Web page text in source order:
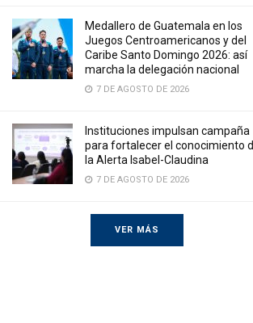
Medallero de Guatemala en los
Juegos Centroamericanos y del
Caribe Santo Domingo 2026: así
marcha la delegación nacional
7 DE AGOSTO DE 2026
Instituciones impulsan campaña
para fortalecer el conocimiento
la Alerta Isabel-Claudina
7 DE AGOSTO DE 2026
VER MÁS